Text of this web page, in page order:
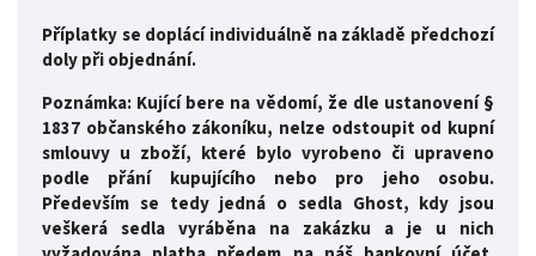
Příplatky se doplácí individuálně na základě předchozí
doly při objednání.
Poznámka: Kující bere na vědomí, že dle ustanovení §
1837 občanského zákoníku, nelze odstoupit od kupní
smlouvy u zboží, které bylo vyrobeno či upraveno
podle přání kupujícího nebo pro jeho osobu.
Především se tedy jedná o sedla Ghost, kdy jsou
veškerá sedla vyráběna na zakázku a je u nich